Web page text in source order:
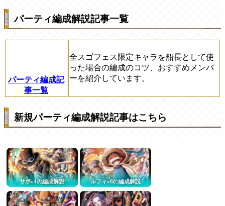
パーティ編成解説記事一覧
パーティ編成記
事一覧
全スゴフェス限定キャラを船長として使
った場合の編成のコツ、おすすめメンバ
ーを紹介しています。
新規パーティ編成解説記事はこちら
サボv4の編成解説 ルフィv8の編成解説